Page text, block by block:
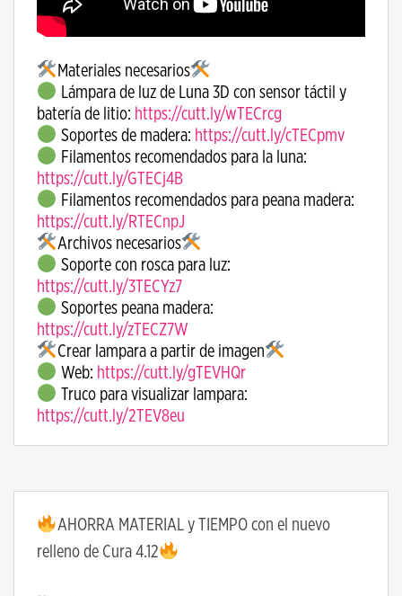
Materiales necesarios
Lámpara de luz de Luna 3D con sensor táctil y
batería de litio: https://cutt.ly/wTECrcg
Soportes de madera: https://cutt.ly/cTECpmv
Filamentos recomendados para la luna:
https://cutt.ly/GTECj4B
Filamentos recomendados para peana madera:
https://cutt.ly/RTECnpJ
Archivos necesarios
Soporte con rosca para luz:
https://cutt.ly/3TECYz7
Soportes peana madera:
https://cutt.ly/zTECZ7W
Crear lampara a partir de imagen
Web: https://cutt.ly/gTEVHQr
Truco para visualizar lampara:
https://cutt.ly/2TEV8eu
AHORRA MATERIAL y TIEMPO con el nuevo
relleno de Cura 4.12